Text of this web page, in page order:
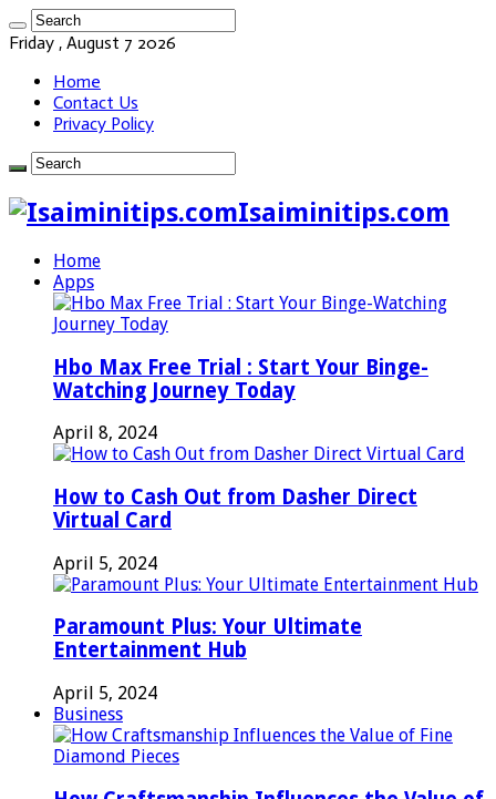
Friday , August 7 2026
Home
Contact Us
Privacy Policy
Isaiminitips.com
Home
Apps
Hbo Max Free Trial : Start Your Binge-
Watching Journey Today
April 8, 2024
How to Cash Out from Dasher Direct
Virtual Card
April 5, 2024
Paramount Plus: Your Ultimate
Entertainment Hub
April 5, 2024
Business